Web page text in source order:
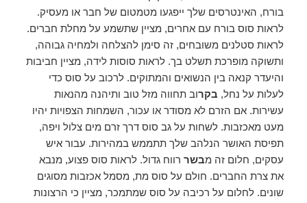
בורח, האינטרסים שלך ייפגעו מטמטום של חבר או מעסיק.
לראות סוס בורח עם אחרים, מציין שתשמע על מחלת חברים.
לראות סטלנים משובחים, זה סימן להצלחה ולמחיה גבוהה,
ותשוקה מופרכת תשלט בך. לראות סוסות לידה, מציין חביבות
והיעדר קנאה בין הנשואים והמתוקים. לרכוב על סוס כדי
לעלות על נחל, בקרוב תחווה מזל טוב ותיהנה מהנאות
עשירות. אם הזרם לא מסודר או עכור, השמחות הצפויות יהיו
מעט מאכזבות. לשחות על גב סוס דרך זרם מים צלול ויפה,
תפיסת האושר הנלהב שלך תתממש במהירות. עבור איש
עסקים, חלום זה מבשר רווח גדול. לראות סוס פצוע, מנבא
את צרת החברים. חולם על סוס מת, מסמל אכזבות מסוגים
שונים. לחלום על רכיבה על סוס שמתמכר, מציין כי הרצונות